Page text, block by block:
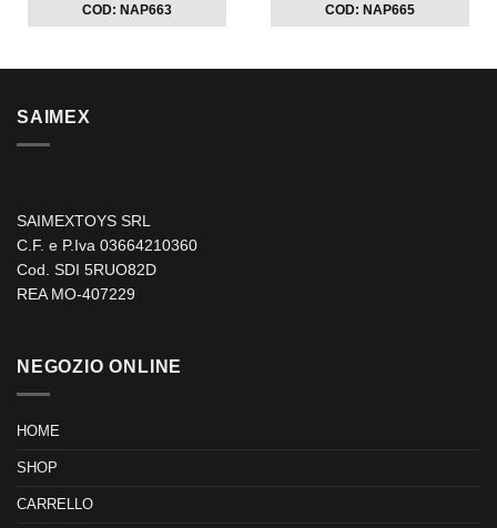
COD: NAP663 COD: NAP665
SAIMEX
SAIMEXTOYS SRL
C.F. e P.Iva 03664210360
Cod. SDI 5RUO82D
REA MO-407229
NEGOZIO ONLINE
HOME
SHOP
CARRELLO